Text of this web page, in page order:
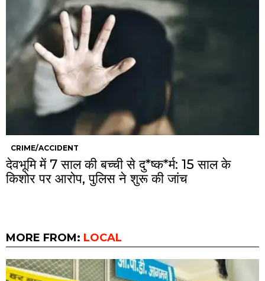
CRIME/ACCIDENT
देवभूमि में 7 साल की बच्ची से दु*ष्क*र्म: 15 साल के
किशोर पर आरोप, पुलिस ने शुरू की जांच
MORE FROM: LOCAL